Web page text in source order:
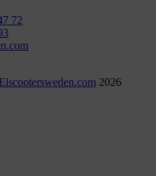
72
Elscootersweden.com 2026